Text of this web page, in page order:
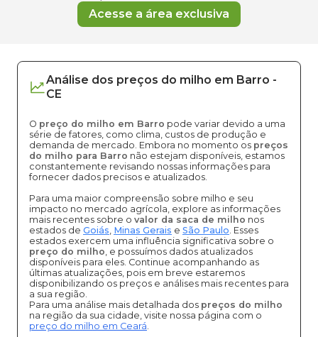
Acesse a área exclusiva
Análise dos preços do milho em Barro -
CE
O preço do milho em Barro pode variar devido a uma
série de fatores, como clima, custos de produção e
demanda de mercado. Embora no momento os preços
do milho para Barro não estejam disponíveis, estamos
constantemente revisando nossas informações para
fornecer dados precisos e atualizados.
Para uma maior compreensão sobre milho e seu
impacto no mercado agrícola, explore as informações
mais recentes sobre o valor da saca de milho nos
estados de Goiás, Minas Gerais e São Paulo. Esses
estados exercem uma influência significativa sobre o
preço do milho, e possuímos dados atualizados
disponíveis para eles. Continue acompanhando as
últimas atualizações, pois em breve estaremos
disponibilizando os preços e análises mais recentes para
a sua região.
Para uma análise mais detalhada dos preços do milho
na região da sua cidade, visite nossa página com o
preço do milho em Ceará.